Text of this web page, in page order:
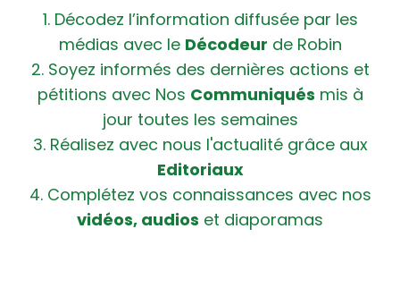
1. Décodez l’information diffusée par les
médias avec le Décodeur de Robin
2. Soyez informés des dernières actions et
pétitions avec Nos Communiqués mis à
jour toutes les semaines
3. Réalisez avec nous l'actualité grâce aux
Editoriaux
4. Complétez vos connaissances avec nos
vidéos, audios et diaporamas